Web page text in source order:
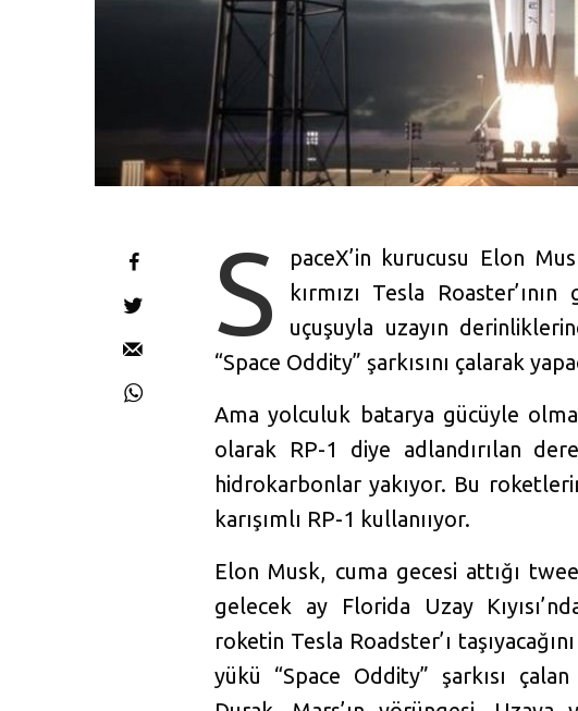
S
paceX’in kurucusu Elon
kırmızı Tesla
uçuşuyla uzayın
“Space Oddity” şarkısını çalarak
Ama yolculuk batarya gücüyle
olarak RP-1 diye adlandırılan
hidrokarbonlar yakıyor. Bu
karışımlı RP-1 kullanııyor.
Elon Musk, cuma gecesi attığı
gelecek ay Florida Uzay
roketin Tesla Roadster’ı
yükü “Space Oddity” şarkısı